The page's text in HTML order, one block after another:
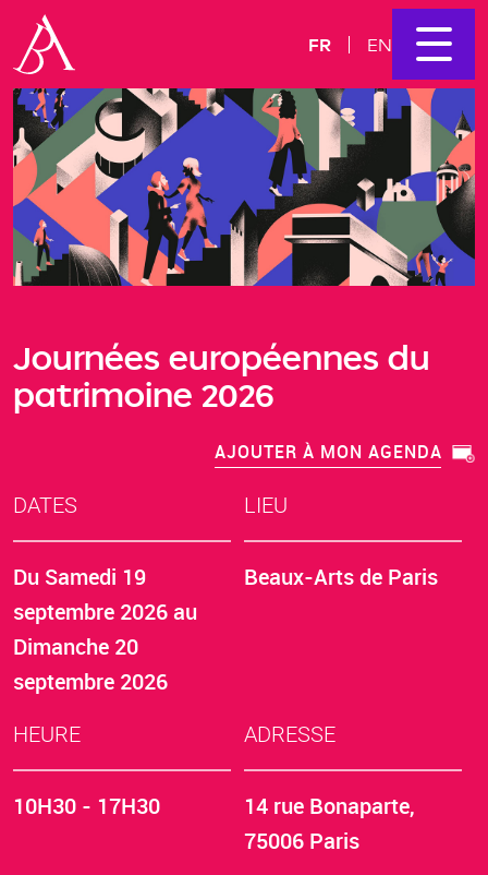
FR EN
Journées européennes du
patrimoine 2026
AJOUTER À MON AGENDA
DATES
Du Samedi 19
septembre 2026au
Dimanche 20
septembre 2026
LIEU
Beaux-Arts de Paris
HEURE
10H30 - 17H30
ADRESSE
14 rue Bonaparte,
75006 Paris